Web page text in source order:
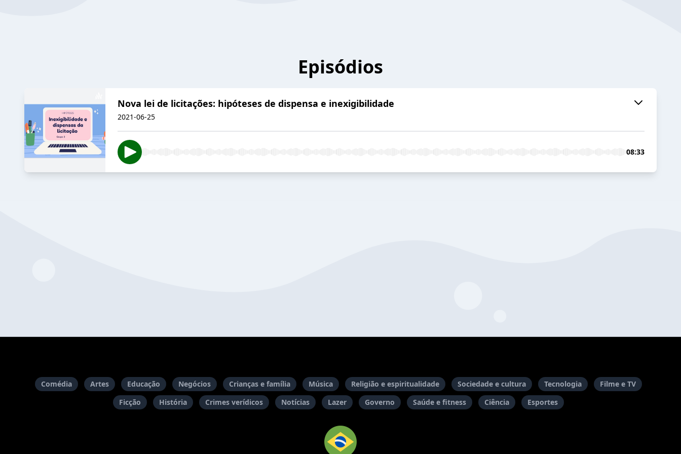
Episódios
Nova lei de licitações: hipóteses de dispensa e inexigibilidade
2021-06-25
08:33
Comédia Artes Educação Negócios Crianças e família Música Religião e espiritualidade Sociedade e cultura Tecnologia
Filme e TV
Ficção
História Crimes verídicos Notícias Lazer Governo Saúde e fitness Ciência Esportes